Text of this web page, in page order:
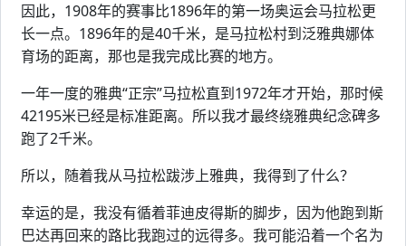
因此，1908年的赛事比1896年的第一场奥运会马拉松更
长一点。1896年的是40千米，是马拉松村到泛雅典娜体
育场的距离，那也是我完成比赛的地方。
一年一度的雅典“正宗”马拉松直到1972年才开始，那时候
42195米已经是标准距离。所以我才最终绕雅典纪念碑多
跑了2千米。
所以，随着我从马拉松跋涉上雅典，我得到了什么？
幸运的是，我没有循着菲迪皮得斯的脚步，因为他跑到斯
巴达再回来的路比我跑过的远得多。我可能沿着一个名为